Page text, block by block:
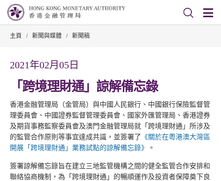
主頁 / 新聞與媒體 / 新聞稿
2021年02月05日
「跨境理財通」諒解備忘錄
香港金融管理局（金管局）與中國人民銀行、中國銀行保險監督管
理委員會、中國證券監督管理委員會、國家外匯管理局、香港證券
及期貨事務監察委員會及澳門金融管理局就「跨境理財通」所涉及
的監管合作原則等事宜達成共識，並簽署了 《關於在粵港澳大灣區
開展「跨境理財通」業務試點的諒解備忘錄》
。
簽署諒解備忘錄旨在建立三地監管機構之間的健全監管合作安排和
聯絡協商機制，為「跨境理財通」的暢順運作及投資者保障奠下良